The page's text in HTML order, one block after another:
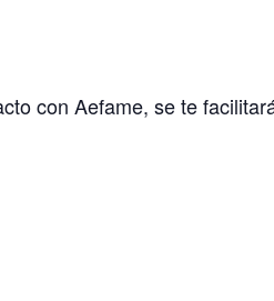
con Aefame, se te